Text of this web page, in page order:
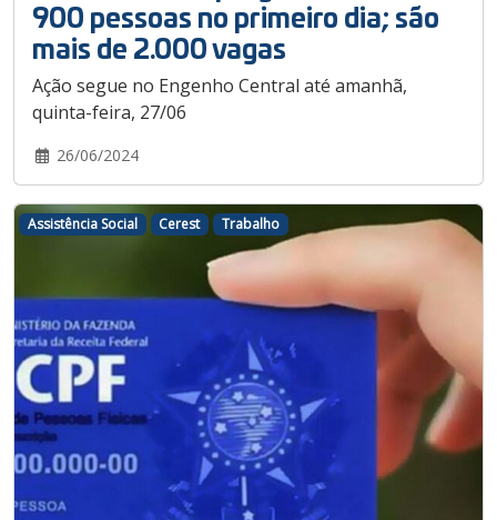
900 pessoas no primeiro dia; são
mais de 2.000 vagas
Ação segue no Engenho Central até amanhã,
quinta-feira, 27/06
26/06/2024
Assistência Social Cerest Trabalho